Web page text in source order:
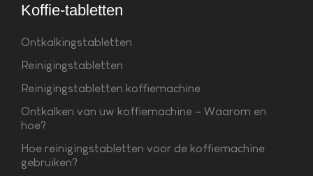
Koffie-tabletten
Ontkalkingstabletten
Reinigingstabletten
Reinigingstabletten koffiemachine
Ontkalken van uw koffiemachine – Waarom en
hoe?
Hoe reinigingstabletten voor de koffiemachine
gebruiken?